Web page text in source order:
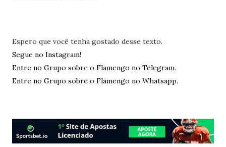
Espero que você tenha gostado desse texto.
Segue no Instagram!
Entre no Grupo sobre o Flamengo no Telegram.
Entre no Grupo sobre o Flamengo no Whatsapp.